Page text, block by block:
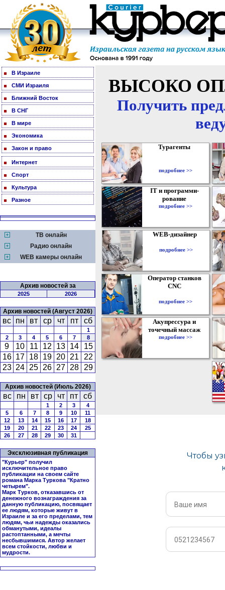
В Израиле
СМИ Израиля
Ближний Восток
В СНГ
В мире
Экономика
Закон и право
Интернет
Спорт
Культура
Разное
ТВ онлайн
Радио онлайн
WEB камеры онлайн
Архив новостей за
2025 2026
Архив новостей (Август 2026)
вс пн вт ср чт пт сб
1
2
3 4 5 6 7 8
9 10 11 12 13 14
15
16 17 18 19 20 21
22
23 24 25 26 27 28 29
Архив новостей (Июль 2026)
вс пн вт ср чт пт сб
1 2 3
4
5
6 7 8 9 10
11
12
13 14 15 16 17
18
19
20 21 22 23 24
25
26
27 28 29 30 31
Эксклюзивная публикация
"Курьер" получил
исключительное право
публикации на своем сайте
романа Марка Туркова "Кратно
четырем".
Марк Турков, отказавшись от
денежного вознаграждения за
данную публикацию, посвящает
ее людям, которые живут в
Израиле и за его пределами, тем
людям, чьи надежды оказались
обманутыми, идеалы
растоптанными, а мечты
несбывшимися. Автор желает
всем стойкости, любви и
мудрости.
ВЫСОКО
Получить
Турагенты
подробнее >>
IT и программи-
рование
подробнее >>
WEB-дизайнер
подробнее >>
Оператор станков
CNC
подробнее >>
Акупрессура и
точечный массаж
подробнее >>